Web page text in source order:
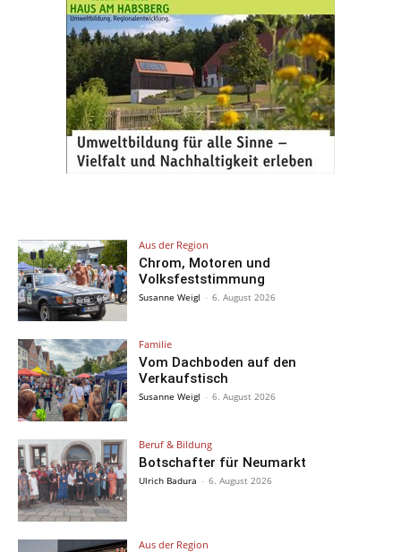
Aus der Region
Chrom, Motoren und
Volksfeststimmung
Susanne Weigl - 6. August 2026
Familie
Vom Dachboden auf den
Verkaufstisch
Susanne Weigl - 6. August 2026
Beruf & Bildung
Botschafter für Neumarkt
Ulrich Badura - 6. August 2026
Aus der Region